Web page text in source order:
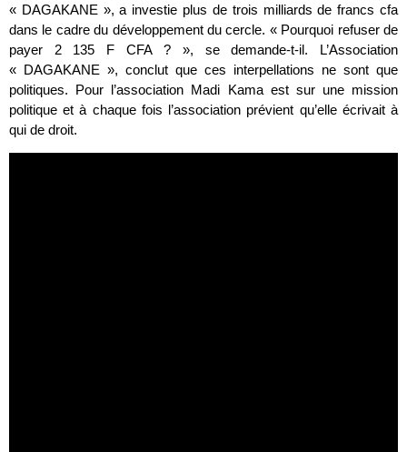
« DAGAKANE », a investie plus de trois milliards de francs cfa
dans le cadre du développement du cercle. « Pourquoi refuser de
payer 2 135 F CFA ? », se demande-t-il. L’Association
« DAGAKANE », conclut que ces interpellations ne sont que
politiques. Pour l’association Madi Kama est sur une mission
politique et à chaque fois l’association prévient qu’elle écrivait à
qui de droit.